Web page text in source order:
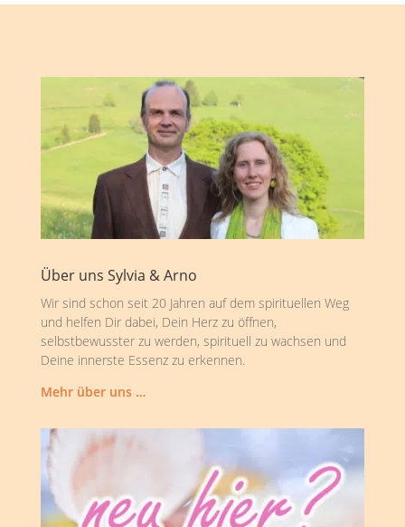
Über uns Sylvia & Arno
Wir sind schon seit 20 Jahren auf dem spirituellen Weg
und helfen Dir dabei, Dein Herz zu öffnen,
selbstbewusster zu werden, spirituell zu wachsen und
Deine innerste Essenz zu erkennen.
Mehr über uns …